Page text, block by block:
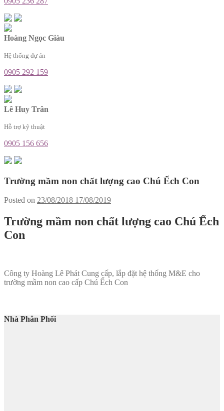
Hoàng Ngọc Giàu
Hệ thống dự án
0905 292 159
Lê Huy Trân
Hỗ trợ kỹ thuật
0905 156 656
Trường mầm non chất lượng cao Chú Ếch Con
Posted on 23/08/2018 17/08/2019
Trường mầm non chất lượng cao Chú Ếch
Con
Công ty Hoàng Lê Phát Cung cấp, lắp đặt hệ thống M&E cho
trường mầm non cao cấp Chú Ếch Con
Nhà Phân Phối